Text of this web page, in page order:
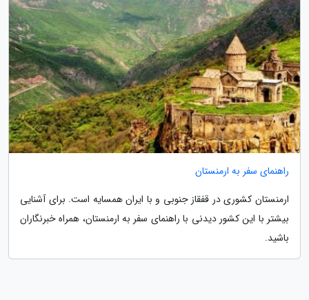
راهنمای سفر به ارمنستان
ارمنستان کشوری در قفقاز جنوبی و با ایران همسایه است. برای آشنایی
بیشتر با این کشور دیدنی با راهنمای سفر به ارمنستان، همراه خبرنگاران
باشید.